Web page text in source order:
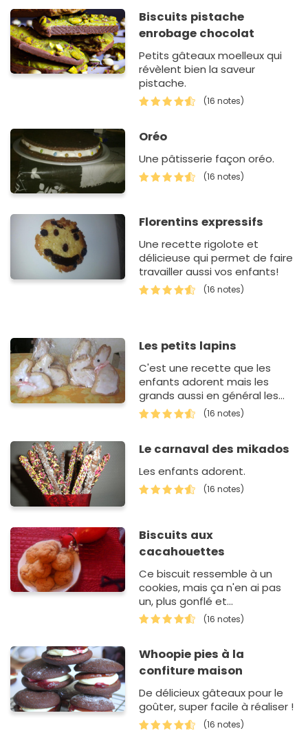
Biscuits pistache
enrobage chocolat
Petits gâteaux moelleux qui
révèlent bien la saveur
pistache.
(16 notes)
Oréo
Une pâtisserie façon oréo.
(16 notes)
Florentins expressifs
Une recette rigolote et
délicieuse qui permet de faire
travailler aussi vos enfants!
(16 notes)
Les petits lapins
C'est une recette que les
enfants adorent mais les
grands aussi en général les
lapins disparaissent assez
vite.
(16 notes)
Le carnaval des mikados
Les enfants adorent.
(16 notes)
Biscuits aux
cacahouettes
Ce biscuit ressemble à un
cookies, mais ça n'en ai pas
un, plus gonflé et
généreusement riche en
cacahouettes, il
bon petit café.
(16 notes)
Whoopie pies à la
confiture maison
De délicieux gâteaux pour le
goûter, super facile à réaliser !
(16 notes)